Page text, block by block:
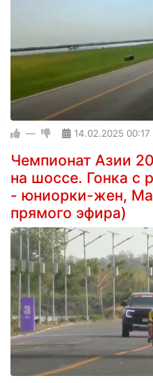
— 14.02.2025 00:17
Чемпионат Азии
на шоссе. Гонка с
- юниорки-жен,
прямого эфира)